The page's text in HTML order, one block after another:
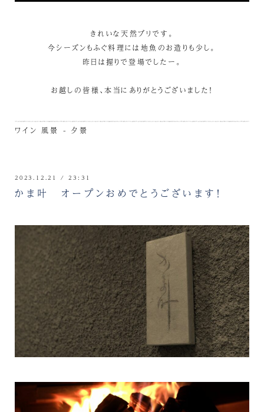
きれいな天然ブリです。
今シーズンもふぐ料理には地魚のお造りも少し。
昨日は握りで登場でしたー。
お越しの皆様、本当にありがとうございました！
ワイン 風景 - 夕景
2023.12.21 / 23:31
かま叶 オープンおめでとうございます！